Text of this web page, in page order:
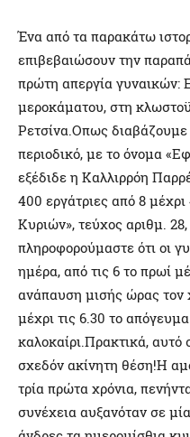
Ένα από τα παρακάτω
επιβεβαιώσουν την
πρώτη απεργία γυναικών:
μεροκάματου, στη
Ρετσίνα.Οπως διαβάζουμε
περιοδικό, με το όνομα
εξέδιδε η Καλλιρρόη
400 εργάτριες από 8
Κυριών», τεύχος αριθμ.
πληροφορούμαστε ότι οι
ημέρα, από τις 6 το πρωί
ανάπαυση μισής ώρας τον
μέχρι τις 6.30 το
καλοκαίρι.Πρακτικά,
σχεδόν ακίνητη θέση!Η
τρία πρώτα χρόνια,
συνέχεια αυξανόταν σε